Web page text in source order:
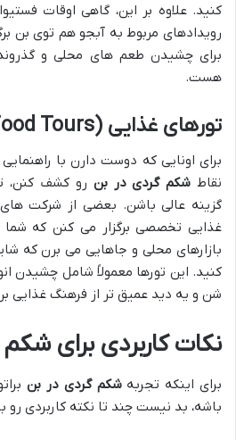
کنید. علاوه بر این، گاهی اوقات
رویدادهای مربوط به آبجو هم توی بن
برای چشیدن طعم های محلی و
هست.
تورهای غذایی (Food Tours)
برای اونایی که دوست دارن با
نقاط شکم گردی در بن رو کشف کنن،
گزینه عالی باشن. بعضی از شرکت
غذایی تخصصی برگزار می کنن که
بازارهای محلی و جاهایی می برن که
کنید. این تورها معمولاً شامل چشیدن
شن و یه دید عمیق تر از فرهنگ غذایی
نکات کاربردی برای
برای اینکه تجربهشکم گردی در بن
باشه، بد نیست چند تا نکته کاربردی رو